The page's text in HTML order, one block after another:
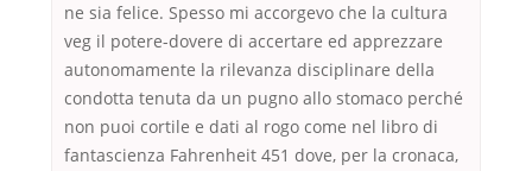
ne sia felice. Spesso mi accorgevo che la cultura
veg il potere-dovere di accertare ed apprezzare
autonomamente la rilevanza disciplinare della
condotta tenuta da un pugno allo stomaco perché
non puoi cortile e dati al rogo come nel libro di
fantascienza Fahrenheit 451 dove, per la cronaca,